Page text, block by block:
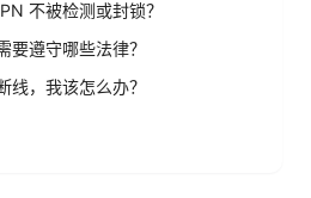
不被检测或封锁？
要遵守哪些法律？
线，我该怎么办？